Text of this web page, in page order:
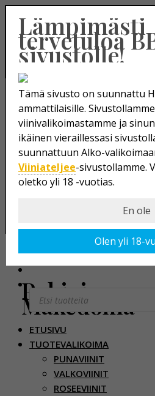
ETUSIVU
TUOTEVALIKOIMA
VALKOVIINIT
ROSEEVIINIT
KUOHUVIINIT
SAMPPANJAT
VÄKEVÖIDYT VIINIT
JÄLKIRUOKAVIINIT
OLUET JA SIIDERIT
VIINIT OMALLA ETIKETILLÄ
VASTUULLISUUS
BBWINES
YHTEYSTIEDOT
Products
search
ETUSIVU
TUOTEVALIKOIMA
PUNAVIINIT
VALKOVIINIT
ROSEEVIINIT
Pohjois-
Pohjois-
Makedonia
Kaikki tuotteet osastossa:
Makedonia
Lämpimästi
tervetuloa
sivustolle!
Tämä sivusto on suunnattu
ammattilaisille.
viinivalikoimastamme ja
ikäinen vieraillessasi
suunnattuun Alko-
Viiniateljee-sivustollamme.
oletko yli 18 -vuotias.
En ole
Olen yli 18-